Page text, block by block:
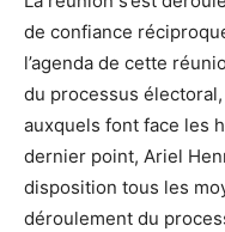
de confiance
l’agenda de cette
du processus
auxquels font face les
dernier point, Ariel
disposition tous les
déroulement du